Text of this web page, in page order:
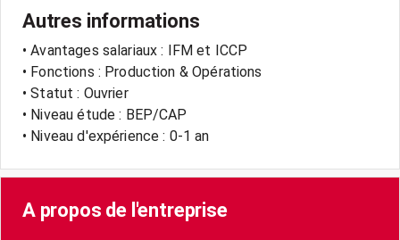
Autres informations
• Avantages salariaux : IFM et ICCP
• Fonctions : Production & Opérations
• Statut : Ouvrier
• Niveau étude : BEP/CAP
• Niveau d'expérience : 0-1 an
A propos de l'entreprise